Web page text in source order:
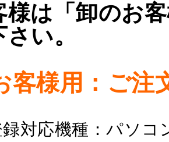
様は「卸のお
い。
客様用：ご注
対応機種：パソ